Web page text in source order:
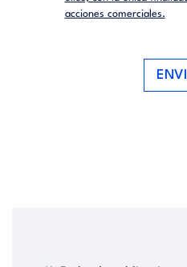
acciones comerciales.